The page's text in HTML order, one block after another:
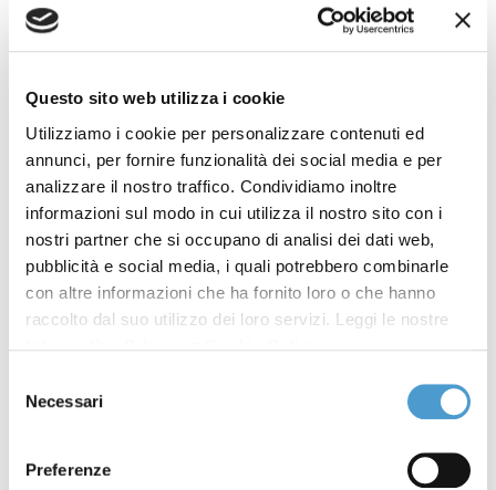
Questo sito web utilizza i cookie
Utilizziamo i cookie per personalizzare contenuti ed
annunci, per fornire funzionalità dei social media e per
analizzare il nostro traffico. Condividiamo inoltre
informazioni sul modo in cui utilizza il nostro sito con i
nostri partner che si occupano di analisi dei dati web,
pubblicità e social media, i quali potrebbero combinarle
con altre informazioni che ha fornito loro o che hanno
raccolto dal suo utilizzo dei loro servizi. Leggi le nostre
delNecessari
Preferenze
dopo un borseggio? Puoi
ottenere il rimborso dalla
banca
Phishing e bonifici istantanei:
rimborso quasi integrale
grazie alla copertura
assicurativa della banca
24 Ottobre 2025
Il 29 e il 30 ottobre,
appuntamento con il Digital
16 Ottobre 2025
Catastrofi naturali e nuove
22 ottobre
13 Ottobre 2025